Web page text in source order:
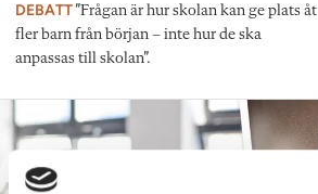
DEBATT”Frågan är hur skolan kan ge plats åt
fler barn från början – inte hur de ska
anpassas till skolan”.